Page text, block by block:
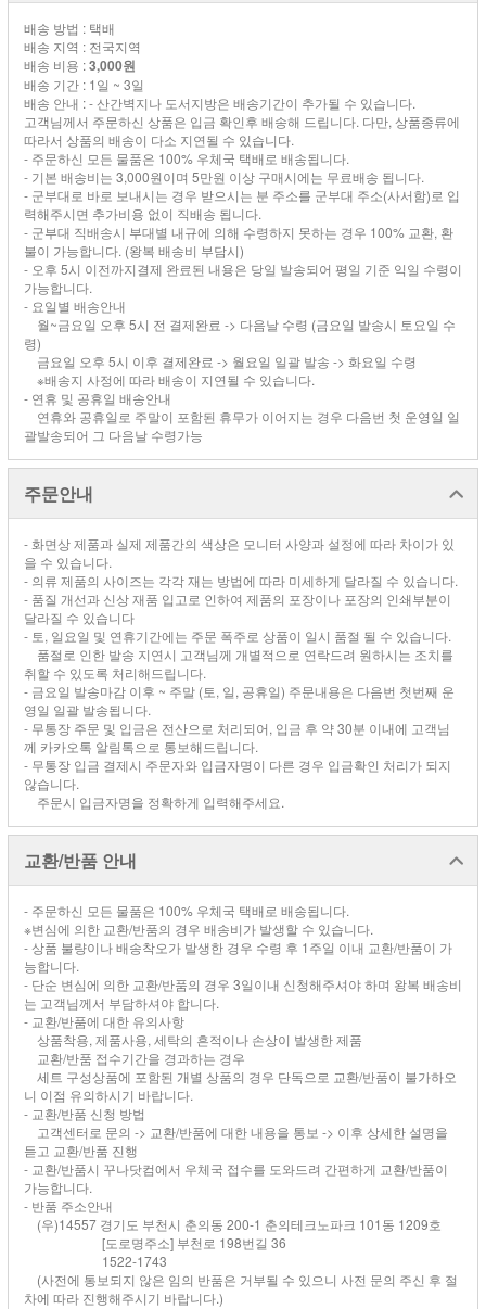
배송 방법 : 택배
배송 지역 : 전국지역
배송 비용 :3,000원
배송 기간 : 1일 ~ 3일
배송 안내 : - 산간벽지나 도서지방은 배송기간이 추가될 수 있습니다.
고객님께서 주문하신 상품은 입금 확인후 배송해 드립니다. 다만, 상품종류에
따라서 상품의 배송이 다소 지연될 수 있습니다.
- 주문하신 모든 물품은 100% 우체국 택배로 배송됩니다.
- 기본 배송비는 3,000원이며 5만원 이상 구매시에는 무료배송 됩니다.
- 군부대로 바로 보내시는 경우 받으시는 분 주소를 군부대 주소(사서함)로 입
력해주시면 추가비용 없이 직배송 됩니다.
- 군부대 직배송시 부대별 내규에 의해 수령하지 못하는 경우 100% 교환, 환
불이 가능합니다. (왕복 배송비 부담시)
- 오후 5시 이전까지결제 완료된 내용은 당일 발송되어 평일 기준 익일 수령이
가능합니다.
- 요일별 배송안내
월~금요일 오후 5시 전 결제완료 -> 다음날 수령 (금요일 발송시 토요일 수
령)
금요일 오후 5시 이후 결제완료 -> 월요일 일괄 발송 -> 화요일 수령
※배송지 사정에 따라 배송이 지연될 수 있습니다.
- 연휴 및 공휴일 배송안내
연휴와 공휴일로 주말이 포함된 휴무가 이어지는 경우 다음번 첫 운영일 일
괄발송되어 그 다음날 수령가능
주문안내
- 화면상 제품과 실제 제품간의 색상은 모니터 사양과 설정에 따라 차이가 있
을 수 있습니다.
- 의류 제품의 사이즈는 각각 재는 방법에 따라 미세하게 달라질 수 있습니다.
- 품질 개선과 신상 재품 입고로 인하여 제품의 포장이나 포장의 인쇄부분이
달라질 수 있습니다
- 토, 일요일 및 연휴기간에는 주문 폭주로 상품이 일시 품절 될 수 있습니다.
품절로 인한 발송 지연시 고객님께 개별적으로 연락드려 원하시는 조치를
취할 수 있도록 처리해드립니다.
- 금요일 발송마감 이후 ~ 주말 (토, 일, 공휴일) 주문내용은 다음번 첫번째 운
영일 일괄 발송됩니다.
- 무통장 주문 및 입금은 전산으로 처리되어, 입금 후 약 30분 이내에 고객님
께 카카오톡 알림톡으로 통보해드립니다.
- 무통장 입금 결제시 주문자와 입금자명이 다른 경우 입금확인 처리가 되지
않습니다.
주문시 입금자명을 정확하게 입력해주세요.
교환/반품 안내
- 주문하신 모든 물품은 100% 우체국 택배로 배송됩니다.
※변심에 의한 교환/반품의 경우 배송비가 발생할 수 있습니다.
- 상품 불량이나 배송착오가 발생한 경우 수령 후 1주일 이내 교환/반품이 가
능합니다.
- 단순 변심에 의한 교환/반품의 경우 3일이내 신청해주셔야 하며 왕복 배송비
는 고객님께서 부담하셔야 합니다.
- 교환/반품에 대한 유의사항
상품착용, 제품사용, 세탁의 흔적이나 손상이 발생한 제품
교환/반품 접수기간을 경과하는 경우
세트 구성상품에 포함된 개별 상품의 경우 단독으로 교환/반품이 불가하오
니 이점 유의하시기 바랍니다.
- 교환/반품 신청 방법
고객센터로 문의 -> 교환/반품에 대한 내용을 통보 -> 이후 상세한 설명을
듣고 교환/반품 진행
- 교환/반품시 꾸나닷컴에서 우체국 접수를 도와드려 간편하게 교환/반품이
가능합니다.
- 반품 주소안내
(우)14557 경기도 부천시 춘의동 200-1 춘의테크노파크 101동 1209호
[도로명주소] 부천로 198번길 36
1522-1743
(사전에 통보되지 않은 임의 반품은 거부될 수 있으니 사전 문의 주신 후 절
차에 따라 진행해주시기 바랍니다.)